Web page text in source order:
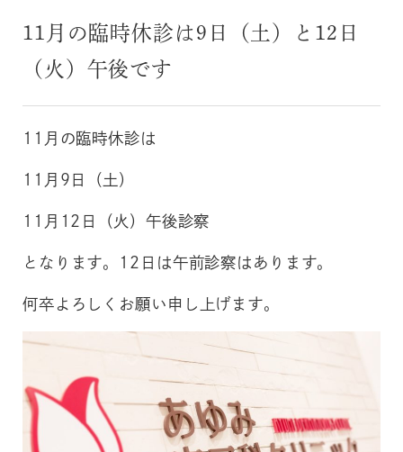
11月の臨時休診は9日（土）と12日
（火）午後です
11月の臨時休診は
11月9日（土）
11月12日（火）午後診察
となります。12日は午前診察はあります。
何卒よろしくお願い申し上げます。